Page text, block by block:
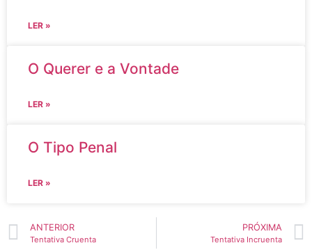
LER »
O Querer e a Vontade
LER »
O Tipo Penal
LER »
ANTERIOR
Tentativa Cruenta
PRÓXIMA
Tentativa Incruenta